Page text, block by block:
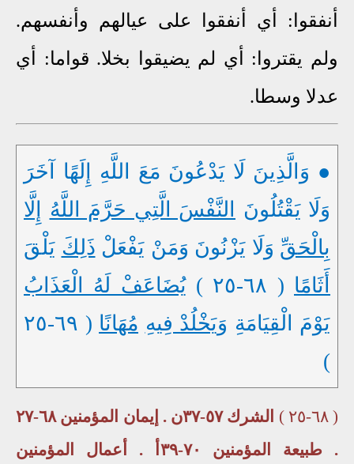
أنفقوا: أي أنفقوا على عيالهم وأنفسهم.
ولم يقتروا: أي لم يضيقوا بخلا. قواما: أي
عدلا وسطا.
● وَالَّذِينَ لَا يَدْعُونَ مَعَ اللَّهِ إِلَهًا آخَرَ
وَلَا يَقْتُلُونَ
النَّفْسَ الَّتِي حَرَّمَ اللَّهُ
إِلَّا
بِالْحَقِّ وَلَا يَزْنُونَ وَمَنْ يَفْعَلْ ذَلِكَ يَلْقَ
أَثَامًا ( ٦٨-٢٥ )
يُضَاعَفْ لَهُ الْعَذَابُ
يَوْمَ الْقِيَامَةِ وَيَخْلُدْ فِيهِ مُهَانًا
( ٦٩-٢٥
)
( ٦٨-٢٥ )
الشرك ٥٧-٣٧ن . إيمان المؤمنين ٦٨-٢٧
. طبيعة المؤمنين ٧٠-٣٩أ . أعمال المؤمنين